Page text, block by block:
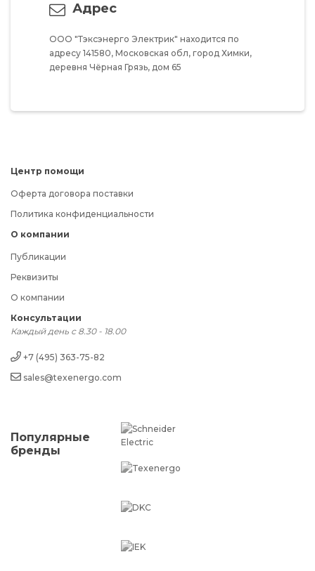
Адрес
ООО "Тэксэнерго Электрик" находится по
адресу 141580, Московская обл, город Химки,
деревня Чёрная Грязь, дом 65
Центр помощи
Оферта договора поставки
Политика конфиденциальности
О компании
Публикации
Реквизиты
О компании
Консультации
Каждый день с 8.30 - 18.00
+7 (495) 363-75-82
sales@texenergo.com
Популярные
бренды